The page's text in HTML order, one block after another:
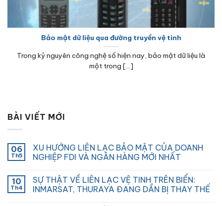
Bảo mật dữ liệu qua đường truyền vệ tinh
Trong kỷ nguyên công nghệ số hiện nay, bảo mật dữ liệu là
một trong [...]
BÀI VIẾT MỚI
06
Th5
XU HƯỚNG LIÊN LẠC BẢO MẬT CỦA DOANH
NGHIỆP FDI VÀ NGÂN HÀNG MỚI NHẤT
10
Th4
SỰ THẬT VỀ LIÊN LẠC VỆ TINH TRÊN BIỂN:
INMARSAT, THURAYA ĐANG DẦN BỊ THAY THẾ